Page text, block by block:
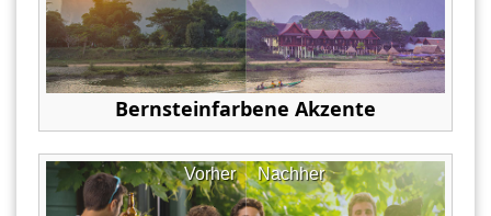
Bernsteinfarbene Akzente
Nachher
Vorher